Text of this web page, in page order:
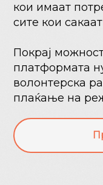
кои имаат
сите кои
Покрај
платформата
волонтерска
плаќање на